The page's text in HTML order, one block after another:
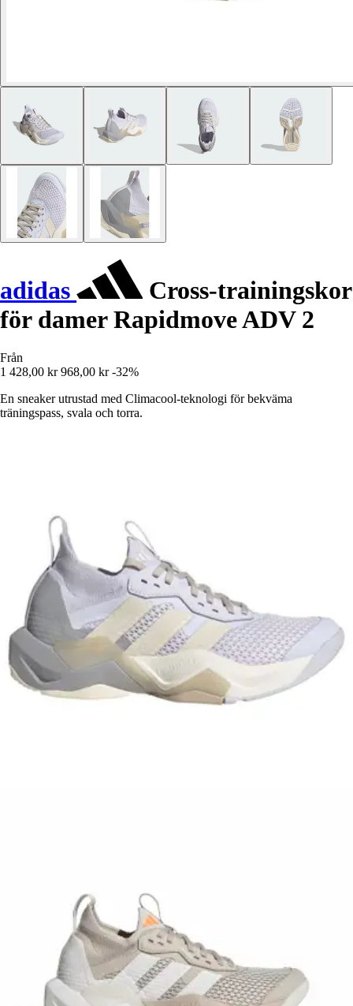
adidas
Cross-trainingskor
för damer Rapidmove ADV 2
Från
1 428,00 kr 968,00 kr -32%
En sneaker utrustad med Climacool-teknologi för bekväma
träningspass, svala och torra.